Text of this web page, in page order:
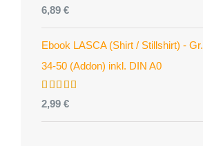
Bewertet
mit5.00
von 5
6,89 €
Ebook LASCA (Shirt / Stillshirt) - Gr.
34-50 (Addon) inkl. DIN A0
Bewertet
mit5.00
von 5
2,99 €